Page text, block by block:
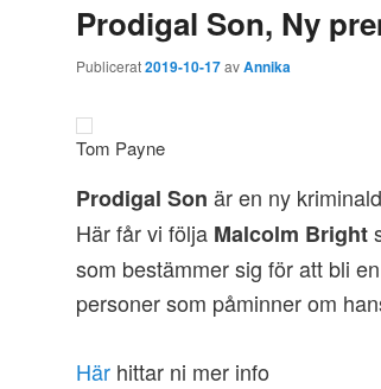
Prodigal Son, Ny
Publicerat2019-10-17avAnnika
Tom Payne
Prodigal Son är en ny
Här får vi följa Malcolm Bright
som bestämmer sig för att bli
personer som påminner om
Här hittar ni mer info